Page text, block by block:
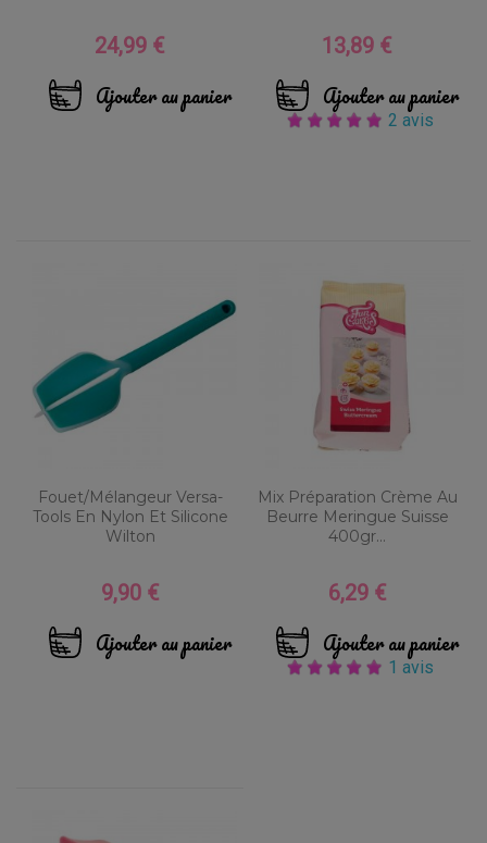
Prix
24,99 €
Ajouter au panier
Prix
13,89 €
Ajouter au panier
2 avis
Fouet/Mélangeur Versa-
Tools En Nylon Et Silicone
Wilton
Prix
9,90 €
Ajouter au panier
Mix Préparation Crème Au
Beurre Meringue Suisse
400gr...
Prix
6,29 €
Ajouter au panier
1 avis